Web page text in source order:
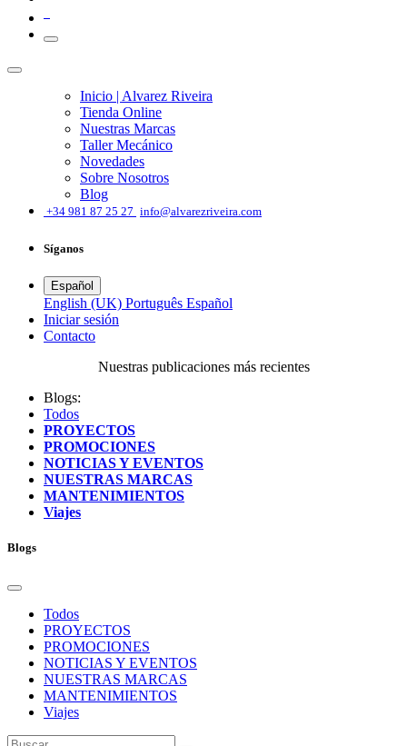
Inicio | Alvarez Riveira
Tienda Online
Nuestras Marcas
Taller Mecánico
Novedades
Sobre Nosotros
Blog
+34 981 87 25 27 info@alvarezriveira.com
Síganos
Español
English (UK) Português Español
Iniciar sesión
​Contacto
Nuestras publicaciones más recientes
Blogs:
Todos
PROYECTOS
PROMOCIONES
NOTICIAS Y EVENTOS
NUESTRAS MARCAS
MANTENIMIENTOS
Viajes
Blogs
Todos
PROYECTOS
PROMOCIONES
NOTICIAS Y EVENTOS
NUESTRAS MARCAS
MANTENIMIENTOS
Viajes